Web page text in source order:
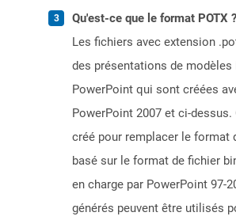
Qu'est-ce que le format POTX ?
Les fichiers avec extension
des présentations de
PowerPoint qui sont créées
PowerPoint 2007 et ci-
créé pour remplacer le format
basé sur le format de fichier
en charge par PowerPoint 97-
générés peuvent être utilisés